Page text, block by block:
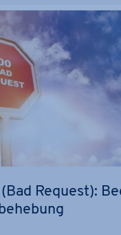
Request):